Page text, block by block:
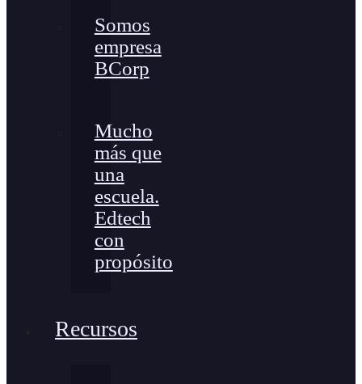
Somos
empresa
BCorp
Mucho
más que
una
escuela.
Edtech
con
propósito
Recursos